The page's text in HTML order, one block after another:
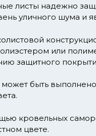
листы надежно
уличного шума и
или
защитного
быть
кровельных
цвете.